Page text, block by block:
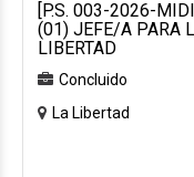
[P.S. 003-2026-
(01) JEFE/A PARA
LIBERTAD
Concluido
La Libertad